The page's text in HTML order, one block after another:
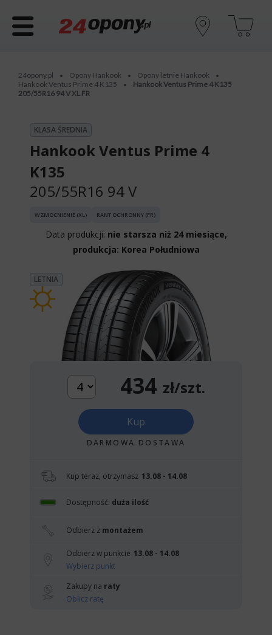
24opony.pl • Opony Hankook • Opony letnie Hankook •
Hankook Ventus Prime 4 K135 •
Hankook Ventus Prime 4 K135
205/55R16 94 V XL FR
KLASA ŚREDNIA
Hankook Ventus Prime 4
K135
205/55R16 94 V
WZMOCNIENIE (XL) RANT OCHRONNY (FR)
Data produkcji: nie starsza niż 24 miesiące,
produkcja: Korea Południowa
LETNIA
434 zł/szt.
Kup
DARMOWA DOSTAWA
Kup teraz, otrzymasz 13.08 - 14.08
Dostępność: duża ilość
Odbierz z montażem
Odbierz w punkcie 13.08 - 14.08
Wybierz punkt
Zakupy na raty
Oblicz ratę